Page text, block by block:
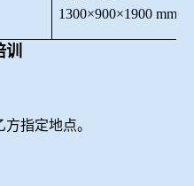
1300×900×1900 mm
指定地点。